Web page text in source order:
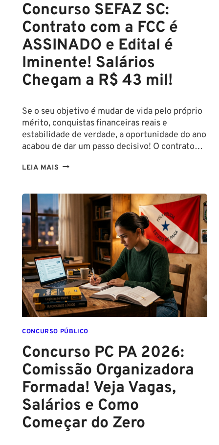
Concurso SEFAZ SC:
Contrato com a FCC é
ASSINADO e Edital é
Iminente! Salários
Chegam a R$ 43 mil!
Se o seu objetivo é mudar de vida pelo próprio
mérito, conquistas financeiras reais e
estabilidade de verdade, a oportunidade do ano
acabou de dar um passo decisivo! O contrato…
LEIA MAIS CONCURSO
CONTRATO
COM
A
FCC
É
ASSINADO
E
EDITAL
É
IMINENTE!
SALÁRIOS
CHEGAM
R$
43
CONCURSO PÚBLICO
Concurso PC PA 2026:
Comissão Organizadora
Formada! Veja Vagas,
Salários e Como
Começar do Zero